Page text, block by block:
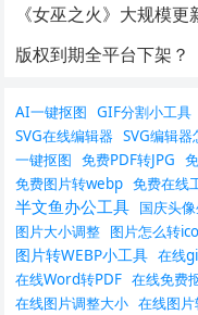
《女巫之火》大规模更
版权到期全平台下架？
AI一键抠图 GIF分割小工具
SVG在线编辑器 SVG编辑器
一键抠图 免费PDF转JPG
免费图片转webp 免费在线
半文鱼办公工具 国庆头
图片大小调整 图片怎么转ico
图片转WEBP小工具 在线
在线Word转PDF 在线免费
在线图片调整大小 在线图